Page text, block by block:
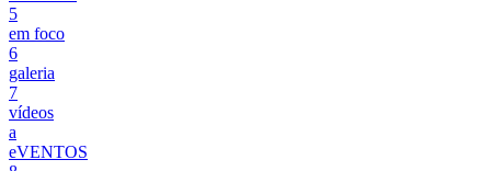
5
em foco
6
galeria
7
vídeos
a
eVENTOS